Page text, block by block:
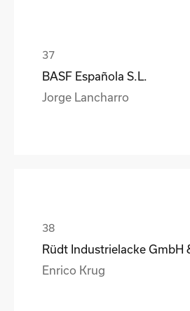
BASF Española S.L.
Jorge Lancharro
Rüdt Industrielacke GmbH
Enrico Krug